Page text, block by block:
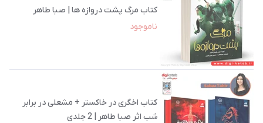
کتاب مرگ پشت دروازه‌ ها | صبا طاهر
ناموجود
کتاب اخگری در خاکستر + مشعلی در برابر
شب اثر صبا طاهر | 2 جلدی